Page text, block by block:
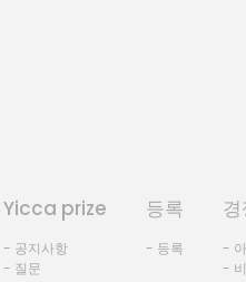
Yicca prize
- 공지사항
- 질문
등록
- 등록
-
-